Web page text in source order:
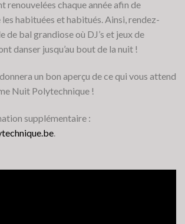
renouvelées chaque année afin de
habituées et habitués. Ainsi, rendez-
de bal grandiose où DJ’s et jeux de
danser jusqu’au bout de la nuit !
un bon aperçu de ce qui vous attend
Nuit Polytechnique !
supplémentaire :